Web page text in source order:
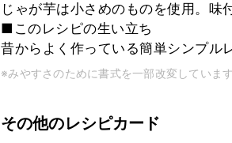
じゃが芋は小さめのものを使用。味
■このレシピの生い立ち
昔からよく作っている簡単シンプル
※みやすさのために書式を一部改変しています
その他のレシピカード